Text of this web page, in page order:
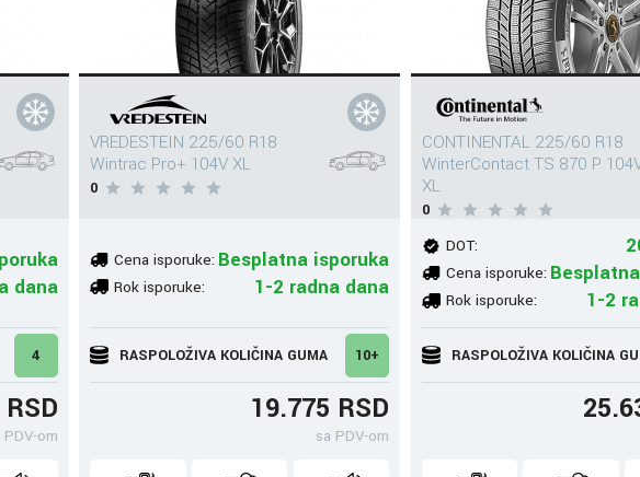
dana
4
PDV-om
VREDESTEIN 225/60 R18
Wintrac Pro+ 104V XL
0
Cena isporuke: Besplatna isporuka
Rok isporuke: 1-2 radna dana
RASPOLOŽIVA KOLIČINA GUMA 10+
19.775 RSD
sa PDV-om
CONTINENTAL 225/60 R18
WinterContact TS 870 P
XL
0
DOT:
Cena isporuke:
Rok isporuke: 1-2
RASPOLOŽIVA KOLIČINA